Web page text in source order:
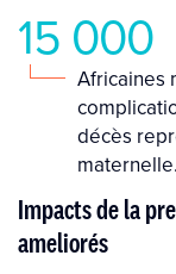
15 000
Africaines
décès
maternelle.
Impacts de la
ameliorés